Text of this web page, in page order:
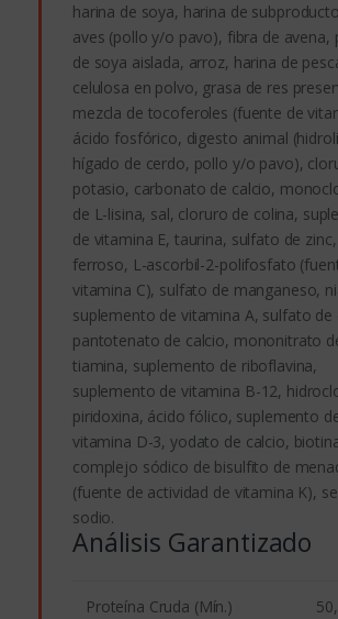
harina de soya, harina de
aves (pollo y/o pavo), fibra de avena,
de soya aislada, arroz, harina de
celulosa en polvo, grasa de res
mezcla de tocoferoles (fuente de
ácido fosfórico, digesto animal
hígado de cerdo, pollo y/o pavo),
potasio, carbonato de calcio,
de L-lisina, sal, cloruro de colina,
de vitamina E, taurina, sulfato de
ferroso, L-ascorbil-2-polifosfato
vitamina C), sulfato de manganeso,
suplemento de vitamina A, sulfato de
pantotenato de calcio, mononitrato
tiamina, suplemento de riboflavina,
suplemento de vitamina B-12,
piridoxina, ácido fólico, suplemento
vitamina D-3, yodato de calcio,
complejo sódico de bisulfito de
(fuente de actividad de vitamina K),
sodio.
Análisis Garantizado
Proteína Cruda (Mín.)